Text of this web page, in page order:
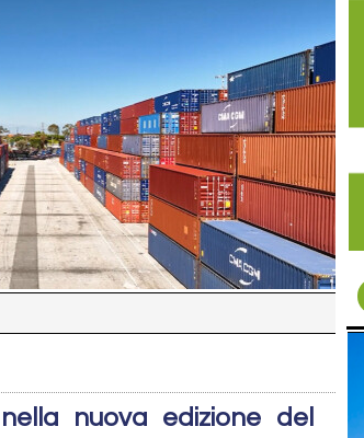
nuova edizione del